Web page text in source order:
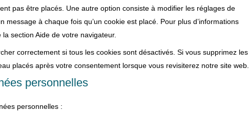
pas être placés. Une autre option consiste à modifier les réglages de
à chaque fois qu’un cookie est placé. Pour plus d’informations
section Aide de votre navigateur.
correctement si tous les cookies sont désactivés. Si vous supprimez les
placés après votre consentement lorsque vous revisiterez notre site web.
personnelles
personnelles :